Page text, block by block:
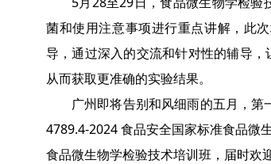
菌和使用注意事项进行重点讲解，此
导，通过深入的交流和针对性的辅导
从而获取更准确的实验结果。
广州即将告别和风细雨的五月，
4789.4-2024 食品安全国家标准食品微
食品微生物学检验技术培训班，届时欢